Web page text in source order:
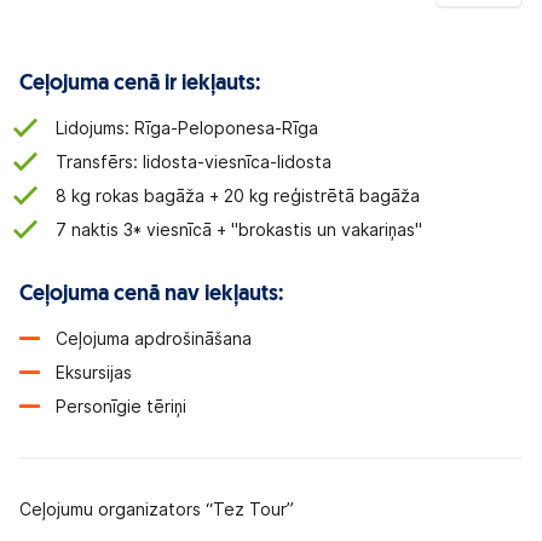
Ceļojuma cenā ir iekļauts:
Lidojums: Rīga-Peloponesa-Rīga
Transfērs: lidosta-viesnīca-lidosta
8 kg rokas bagāža + 20 kg reģistrētā bagāža
7 naktis 3* viesnīcā + "brokastis un vakariņas"
Ceļojuma cenā nav iekļauts:
Ceļojuma apdrošināšana
Eksursijas
Personīgie tēriņi
Ceļojumu organizators “Tez Tour”